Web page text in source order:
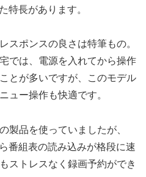
特長があります。
スポンスの良さは特筆もの。
では、電源を入れてから操作
とが多いですが、このモデル
ュー操作も快適です。
製品を使っていましたが、
番組表の読み込みが格段に速
ストレスなく録画予約ができ